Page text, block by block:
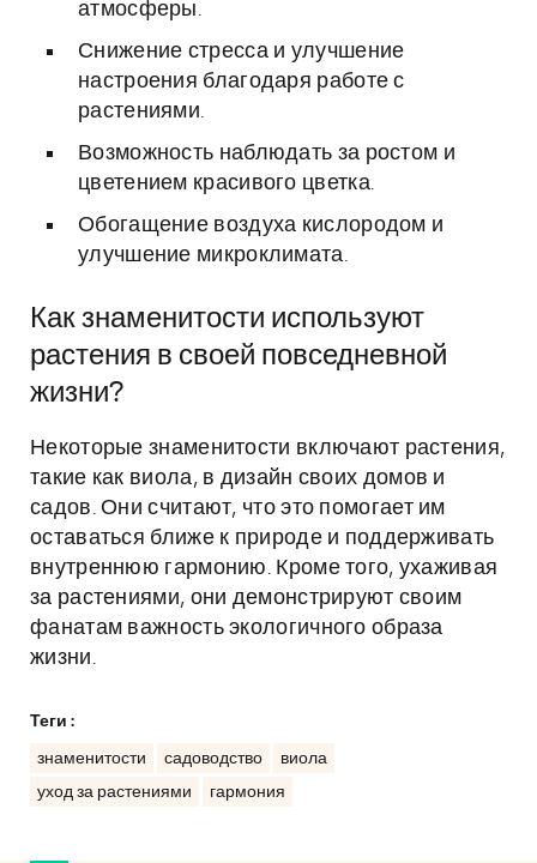
атмосферы.
Снижение стресса и улучшение
настроения благодаря работе с
растениями.
Возможность наблюдать за ростом и
цветением красивого цветка.
Обогащение воздуха кислородом и
улучшение микроклимата.
Как знаменитости используют
растения в своей повседневной
жизни?
Некоторые знаменитости включают растения,
такие как виола, в дизайн своих домов и
садов. Они считают, что это помогает им
оставаться ближе к природе и поддерживать
внутреннюю гармонию. Кроме того, ухаживая
за растениями, они демонстрируют своим
фанатам важность экологичного образа
жизни.
Теги :
знаменитости садоводство
виола
уход за растениями
гармония